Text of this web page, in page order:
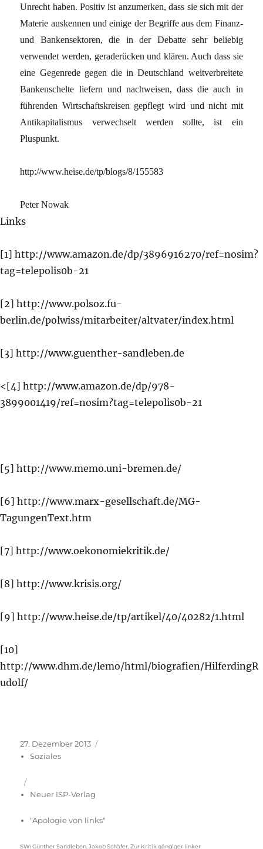
Unrecht haben. Positiv ist anzumerken, dass sie sich mit der
Materie auskennen und einige der Begriffe aus dem Finanz-
und Bankensektoren, die in der Debatte sehr beliebig
verwendet werden, geraderücken und klären. Auch dass sie
eine Gegenrede gegen die in Deutschland weitverbreitete
Bankenschelte liefern und nachweisen, dass die auch in
führenden Wirtschaftskreisen gepflegt wird und nicht mit
Antikapitalismus verwechselt werden sollte, ist ein
Pluspunkt.
http://www.heise.de/tp/blogs/8/155583
Peter Nowak
Links
[1] http://www.amazon.de/dp/3896916270/ref=nosim?
tag=telepolis0b-21
[2] http://www.polsoz.fu-
berlin.de/polwiss/mitarbeiter/altvater/index.html
[3] http://www.guenther-sandleben.de
<[4] http://www.amazon.de/dp/978-
3899001419/ref=nosim?tag=telepolis0b-21
[5] http://www.memo.uni-bremen.de/
[6] http://www.marx-gesellschaft.de/MG-
TagungenText.htm
[7] http://www.oekonomiekritik.de/
[8] http://www.krisis.org/
[9] http://www.heise.de/tp/artikel/40/40282/1.html
[10]
http://www.dhm.de/lemo/html/biografien/HilferdingR
udolf/
Veröffentlicht
am
27. Dezember 2013
Soziales
Neuer ISP-Verlag
"Apologie von links"
Schlagwörter
SW: Günther Sandleben,Jakob Schäfer,Zur Kritik gängiger linker